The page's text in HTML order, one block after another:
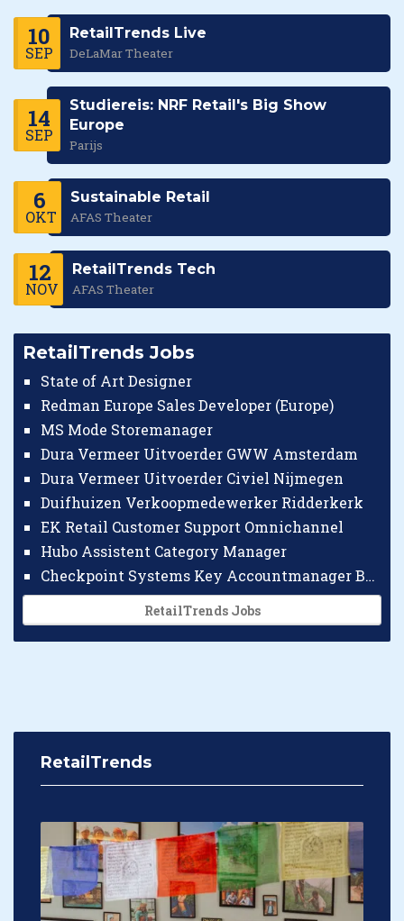
10
SEP
RetailTrends Live
DeLaMar Theater
14
SEP
Studiereis: NRF Retail's Big Show
Europe
Parijs
6
OKT
Sustainable Retail
AFAS Theater
12
NOV
RetailTrends Tech
AFAS Theater
RetailTrends Jobs
State of Art Designer
Redman Europe Sales Developer (Europe)
MS Mode Storemanager
Dura Vermeer Uitvoerder GWW Amsterdam
Dura Vermeer Uitvoerder Civiel Nijmegen
Duifhuizen Verkoopmedewerker Ridderkerk
EK Retail Customer Support Omnichannel
Hubo Assistent Category Manager
Checkpoint Systems Key Accountmanager Benelux
RetailTrends Jobs
RetailTrends